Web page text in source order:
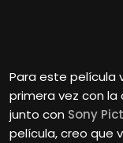
Para este película
primera vez con la
junto con Sony
película, creo que